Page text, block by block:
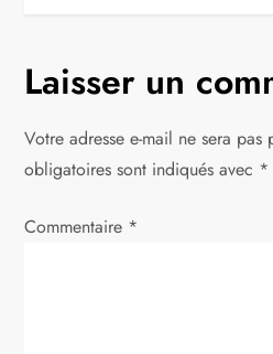
g
a
t
i
Laisser un
Votre adresse e-mail ne sera pas
obligatoires sont indiqués avec *
Commentaire *